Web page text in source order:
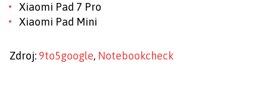
Xiaomi Pad 7 Pro
Xiaomi Pad Mini
Zdroj: 9to5google, Notebookcheck